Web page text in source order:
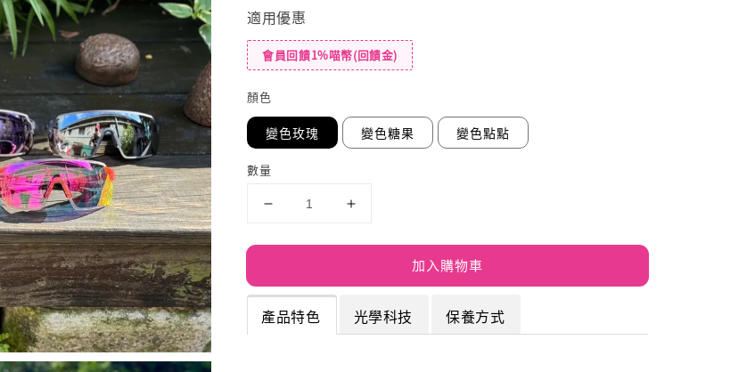
適用優惠
會員回饋1%喵幣(回饋金)
顏色
變色玫瑰 變色糖果 變色點點
數量
加入購物車
產品特色 光學科技 保養方式